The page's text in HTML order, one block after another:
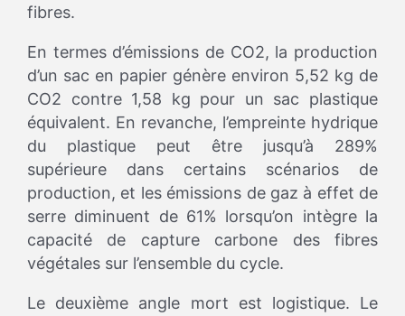
fibres.
En termes d’émissions de CO2, la production
d’un sac en papier génère environ 5,52 kg de
CO2 contre 1,58 kg pour un sac plastique
équivalent. En revanche, l’empreinte hydrique
du plastique peut être jusqu’à 289%
supérieure dans certains scénarios de
production, et les émissions de gaz à effet de
serre diminuent de 61% lorsqu’on intègre la
capacité de capture carbone des fibres
végétales sur l’ensemble du cycle.
Le deuxième angle mort est logistique. Le